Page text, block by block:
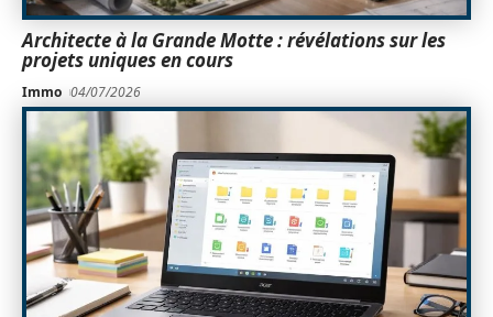
Architecte à la Grande Motte : révélations sur les
projets uniques en cours
Immo 04/07/2026